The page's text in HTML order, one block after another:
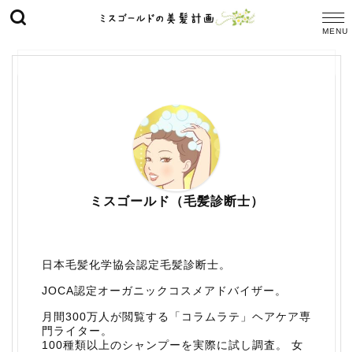
ミスゴールド（毛髪診断士）
日本毛髪化学協会認定毛髪診断士。
JOCA認定オーガニックコスメアドバイザー。
月間300万人が閲覧する「コラムラテ」ヘアケア専
門ライター。
100種類以上のシャンプーを実際に試し調査。 女